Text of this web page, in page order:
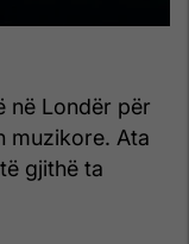
në Londër për
muzikore. Ata
gjithë ta